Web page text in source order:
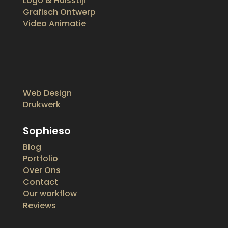
Grafisch Ontwerp
Video Animatie
Web Design
Drukwerk
Sophieso
Blog
Portfolio
Over Ons
Contact
Our workflow
Reviews